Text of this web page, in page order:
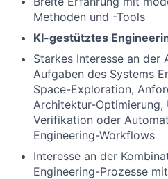
Methoden und -Tools
KI-gestütztes
Starkes Interesse an der
Aufgaben des Systems
Space-Exploration,
Architektur-Optimierung,
Verifikation oder
Engineering-Workflows
Interesse an der
Engineering-Prozesse